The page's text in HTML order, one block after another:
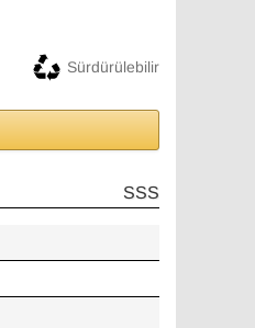
Sürdürülebilir
SSS